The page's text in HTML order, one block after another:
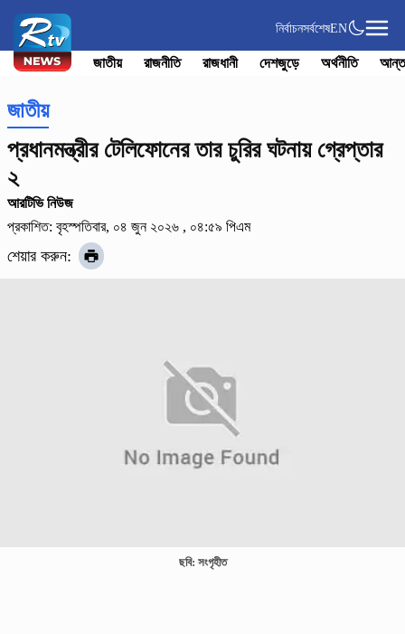
নির্বাচনসর্বশেষEN
জাতীয় রাজনীতি রাজধানী দেশজুড়ে অর্থনীতি
জাতীয়
প্রধানমন্ত্রীর টেলিফোনের তার চুরির ঘটনায় গ্রেপ্তার
২
আরটিভি নিউজ
প্রকাশিত: বৃহস্পতিবার, ০৪ জুন ২০২৬ , ০৪:৫৯ পিএম
শেয়ার করুন:
ছবি: সংগৃহীত